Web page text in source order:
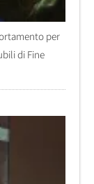
per
di Fine